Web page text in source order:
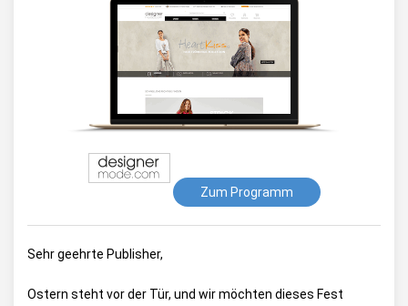
Zum Programm
Sehr geehrte Publisher,
Ostern steht vor der Tür, und wir möchten dieses Fest